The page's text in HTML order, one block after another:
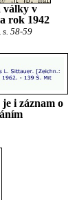
války v
rok 1942
58-59
i záznam o